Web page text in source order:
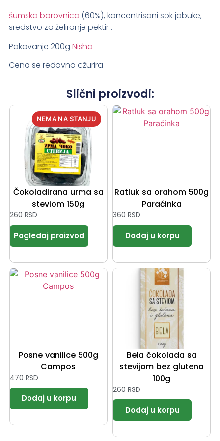
šumska borovnica (60%), koncentrisani sok jabuke,
sredstvo za želiranje pektin.
Pakovanje 200g Nisha
Cena se redovno ažurira
Slični proizvodi:
Čokoladirana urma sa
steviom 150g
260 RSD
Ratluk sa orahom 500g
Paraćinka
360 RSD
Posne vanilice 500g
Campos
470 RSD
Bela čokolada sa
stevijom bez glutena
100g
260 RSD